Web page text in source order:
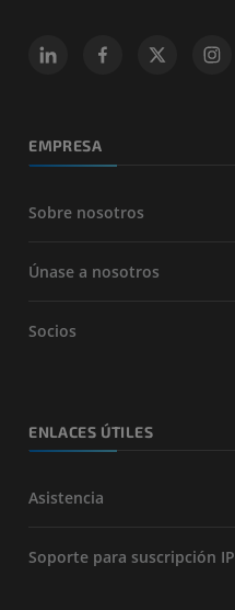
EMPRESA
Sobre nosotros
Únase a nosotros
Socios
ENLACES ÚTILES
Asistencia
Soporte para suscripción IP